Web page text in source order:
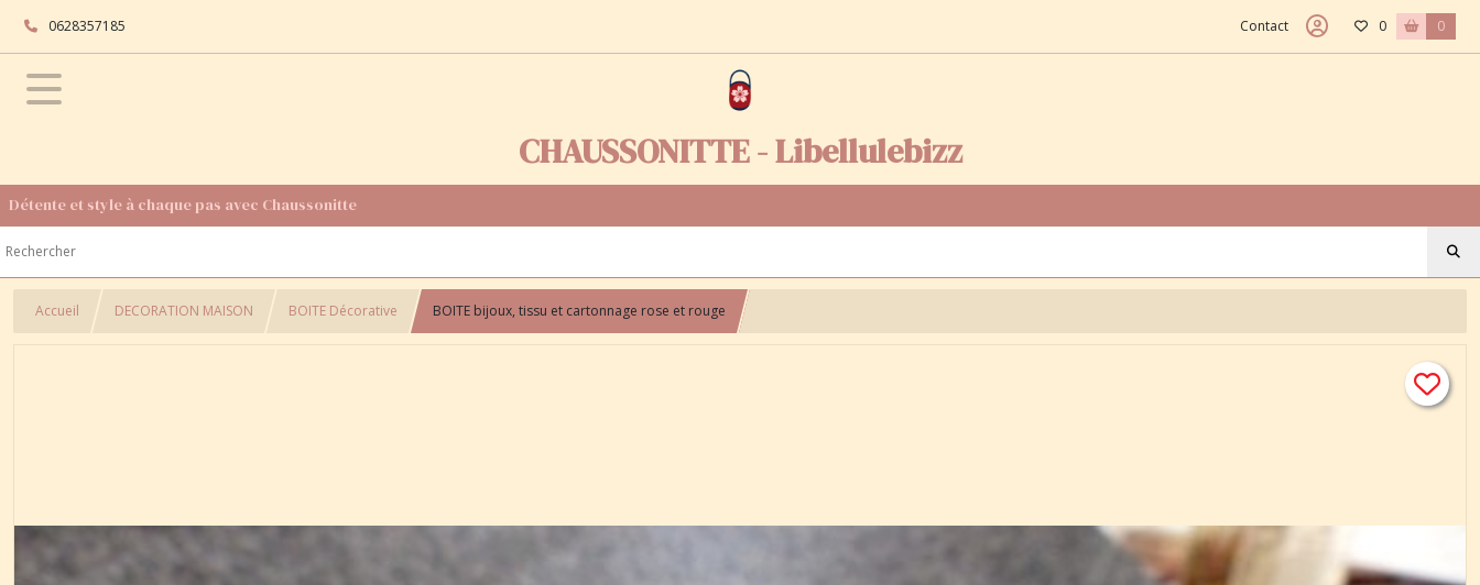
0628357185 Contact 0 0
CHAUSSONITTE - Libellulebizz
Détente et style à chaque pas avec Chaussonitte
Accueil DECORATION MAISON BOITE Décorative BOITE bijoux, tissu et cartonnage rose et rouge